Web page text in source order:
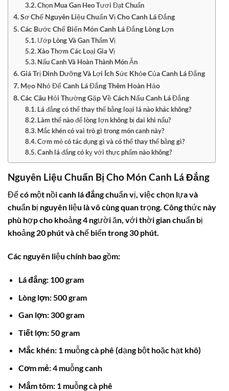
Chọn Mua Gan Heo Tươi Đạt Chuẩn
Sơ Chế Nguyên Liệu Chuẩn Vị Cho Canh Lá Đắng
Các Bước Chế Biến Món Canh Lá Đắng Lòng Lợn
Ướp Lòng Và Gan Thấm Vị
Xào Thơm Các Loại Gia Vị
Nấu Canh Và Hoàn Thành Món Ăn
Giá Trị Dinh Dưỡng Và Lợi Ích Sức Khỏe Của Canh Lá Đắng
Mẹo Nhỏ Để Canh Lá Đắng Thêm Hoàn Hảo
Các Câu Hỏi Thường Gặp Về Cách Nấu Canh Lá Đắng
Lá đắng có thể thay thế bằng loại lá nào khác không?
Làm thế nào để lòng lợn không bị dai khi nấu?
Mắc khén có vai trò gì trong món canh này?
Cơm mẻ có tác dụng gì và có thể thay thế bằng gì?
Canh lá đắng có kỵ với thực phẩm nào không?
Nguyên Liệu Chuẩn Bị Cho Món Canh Lá Đắng
Để có một nồicanh lá đắngchuẩn vị, việc chọn lựa và
chuẩn bị nguyên liệu là vô cùng quan trọng. Công thức này
phù hợp cho khoảng 4 người ăn, với thời gian chuẩn bị
khoảng 20 phút và chế biến trong 30 phút.
Các nguyên liệu chính bao gồm:
Lá đắng: 100 gram
Lòng lợn: 500 gram
Gan lợn: 300 gram
Tiết lợn: 50 gram
Mắc khén: 1 muỗng cà phê (dạng bột hoặc hạt khô)
Cơm mẻ: 4 muỗng canh
Mắm tôm: 1 muỗng cà phê